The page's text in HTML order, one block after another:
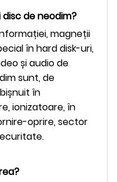
de neodim?
magneții
în hard disk-uri,
și audio de
sunt, de
în
ionizatoare, în
oprire, sector